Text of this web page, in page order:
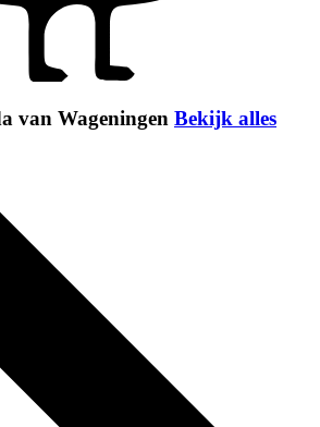
van Wageningen Bekijk alles